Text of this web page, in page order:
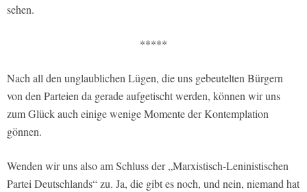
sehen.
*****
Nach all den unglaublichen Lügen, die uns gebeutelten Bürgern
von den Parteien da gerade aufgetischt werden, können wir uns
zum Glück auch einige wenige Momente der Kontemplation
gönnen.
Wenden wir uns also am Schluss der „Marxistisch-Leninistischen
Partei Deutschlands“ zu. Ja, die gibt es noch, und nein, niemand hat